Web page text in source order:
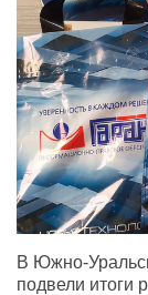
В Южно-
подвели итоги